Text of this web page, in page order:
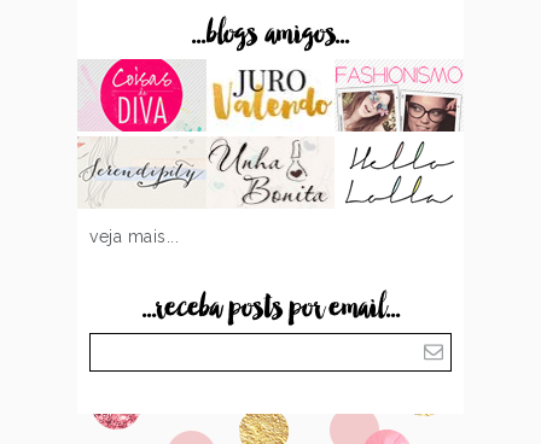
...blogs amigos...
veja mais...
...receba posts por email...